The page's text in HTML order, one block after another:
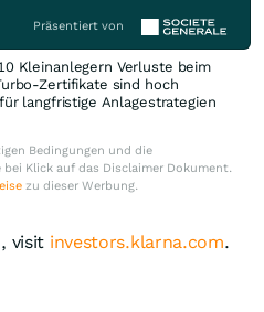
Präsentiert von
Kleinanlegern Verluste beim
Zertifikate sind hoch
langfristige Anlagestrategien
Bedingungen und die
Klick auf das Disclaimer Dokument.
zu dieser Werbung.
visit investors.klarna.com.